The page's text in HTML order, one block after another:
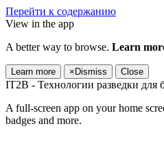
Перейти к содержанию
View in the app
A better way to browse. Learn
Learn more × Dismiss Close
IT2B - Технологии разведки для
A full-screen app on your home
badges and more.